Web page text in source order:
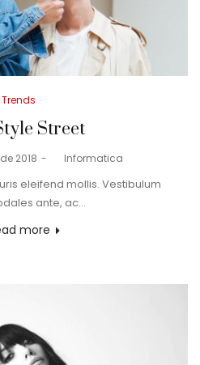
Posted
Trends
Street
2018 Informatica
eleifend mollis. Vestibulum
ante, ac…
more